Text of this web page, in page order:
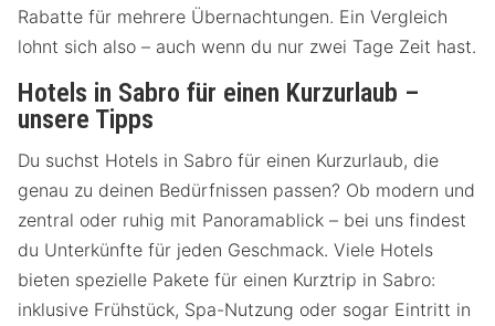
Rabatte für mehrere Übernachtungen. Ein Vergleich
lohnt sich also – auch wenn du nur zwei Tage Zeit hast.
Hotels in Sabro für einen Kurzurlaub –
unsere Tipps
Du suchst Hotels in Sabro für einen Kurzurlaub, die
genau zu deinen Bedürfnissen passen? Ob modern und
zentral oder ruhig mit Panoramablick – bei uns findest
du Unterkünfte für jeden Geschmack. Viele Hotels
bieten spezielle Pakete für einen Kurztrip in Sabro:
inklusive Frühstück, Spa-Nutzung oder sogar Eintritt in